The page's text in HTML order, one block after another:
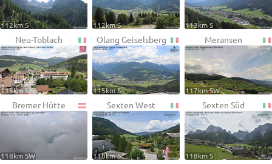
112km S 112km S 113km S
Neu-Toblach
115km S
Olang Geiselsberg
115km S
Meransen
117km SW
Bremer Hütte
118km SW
Sexten West
118km S
Sexten Süd
118km S